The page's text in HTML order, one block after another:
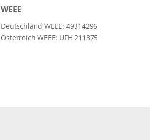
WEEE
Deutschland WEEE: 49314296
Österreich WEEE: UFH 211375